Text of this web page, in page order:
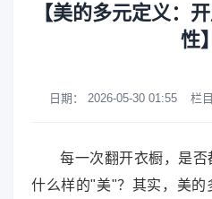
【美的多元定义：
性】
日期： 2026-05-30 01:55 栏目
每一次翻开衣橱，是
什么样的"美"？其实，美的